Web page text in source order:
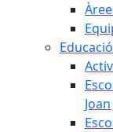
Educació